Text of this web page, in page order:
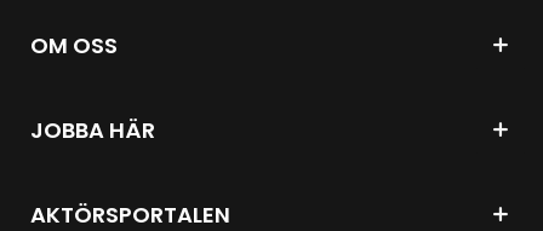
OM OSS
JOBBA HÄR
AKTÖRSPORTALEN